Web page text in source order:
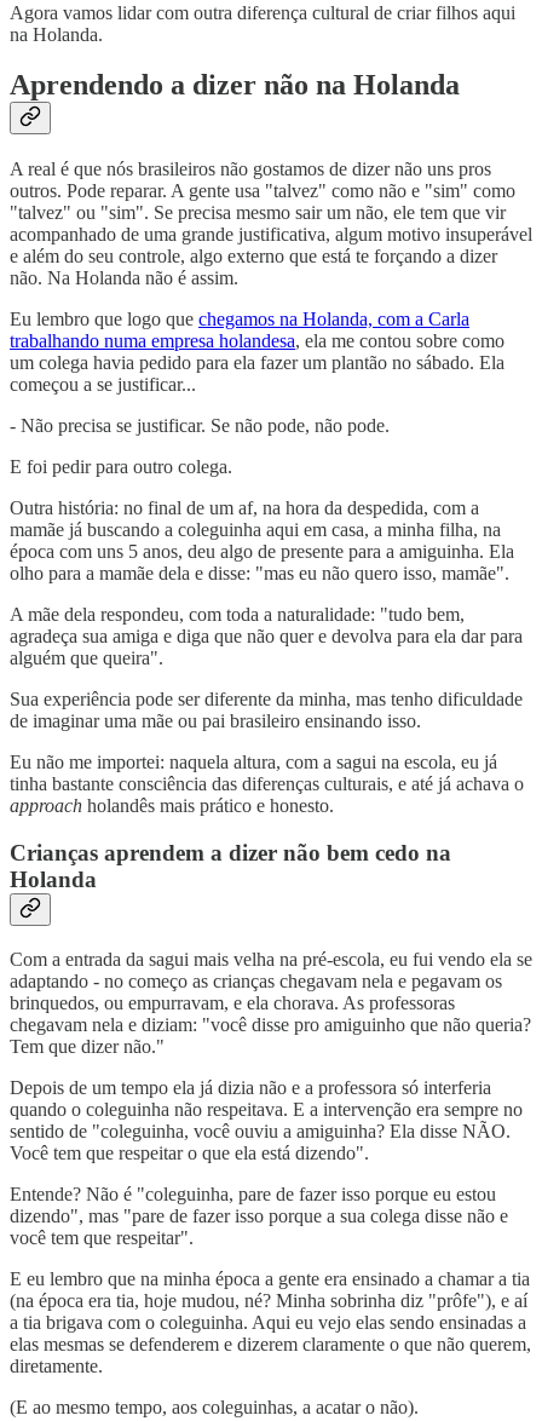
Agora vamos lidar com outra diferença cultural de criar filhos aqui
na Holanda.
Aprendendo a dizer não na Holanda
A real é que nós brasileiros não gostamos de dizer não uns pros
outros. Pode reparar. A gente usa "talvez" como não e "sim" como
"talvez" ou "sim". Se precisa mesmo sair um não, ele tem que vir
acompanhado de uma grande justificativa, algum motivo insuperável
e além do seu controle, algo externo que está te forçando a dizer
não. Na Holanda não é assim.
Eu lembro que logo que chegamos na Holanda, com a Carla
trabalhando numa empresa holandesa, ela me contou sobre como
um colega havia pedido para ela fazer um plantão no sábado. Ela
começou a se justificar...
- Não precisa se justificar. Se não pode, não pode.
E foi pedir para outro colega.
Outra história: no final de um af, na hora da despedida, com a
mamãe já buscando a coleguinha aqui em casa, a minha filha, na
época com uns 5 anos, deu algo de presente para a amiguinha. Ela
olho para a mamãe dela e disse: "mas eu não quero isso, mamãe".
A mãe dela respondeu, com toda a naturalidade: "tudo bem,
agradeça sua amiga e diga que não quer e devolva para ela dar para
alguém que queira".
Sua experiência pode ser diferente da minha, mas tenho dificuldade
de imaginar uma mãe ou pai brasileiro ensinando isso.
Eu não me importei: naquela altura, com a sagui na escola, eu já
tinha bastante consciência das diferenças culturais, e até já achava o
approach holandês mais prático e honesto.
Crianças aprendem a dizer não bem cedo na
Holanda
Com a entrada da sagui mais velha na pré-escola, eu fui vendo ela se
adaptando - no começo as crianças chegavam nela e pegavam os
brinquedos, ou empurravam, e ela chorava. As professoras
chegavam nela e diziam: "você disse pro amiguinho que não queria?
Tem que dizer não."
Depois de um tempo ela já dizia não e a professora só interferia
quando o coleguinha não respeitava. E a intervenção era sempre no
sentido de "coleguinha, você ouviu a amiguinha? Ela disse NÃO.
Você tem que respeitar o que ela está dizendo".
Entende? Não é "coleguinha, pare de fazer isso porque eu estou
dizendo", mas "pare de fazer isso porque a sua colega disse não e
você tem que respeitar".
E eu lembro que na minha época a gente era ensinado a chamar a tia
(na época era tia, hoje mudou, né? Minha sobrinha diz "prôfe"), e aí
a tia brigava com o coleguinha. Aqui eu vejo elas sendo ensinadas a
elas mesmas se defenderem e dizerem claramente o que não querem,
diretamente.
(E ao mesmo tempo, aos coleguinhas, a acatar o não).